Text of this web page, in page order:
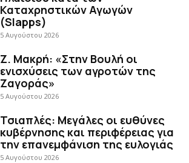
Καταχρηστικών Αγωγών
(Slapps)
5 Αυγούστου 2026
Ζ. Μακρή: «Στην Βουλή οι
ενισχύσεις των αγροτών της
Ζαγοράς»
5 Αυγούστου 2026
Τσιαπλές: Μεγάλες οι ευθύνες
κυβέρνησης και περιφέρειας για
την επανεμφάνιση της ευλογιάς
5 Αυγούστου 2026